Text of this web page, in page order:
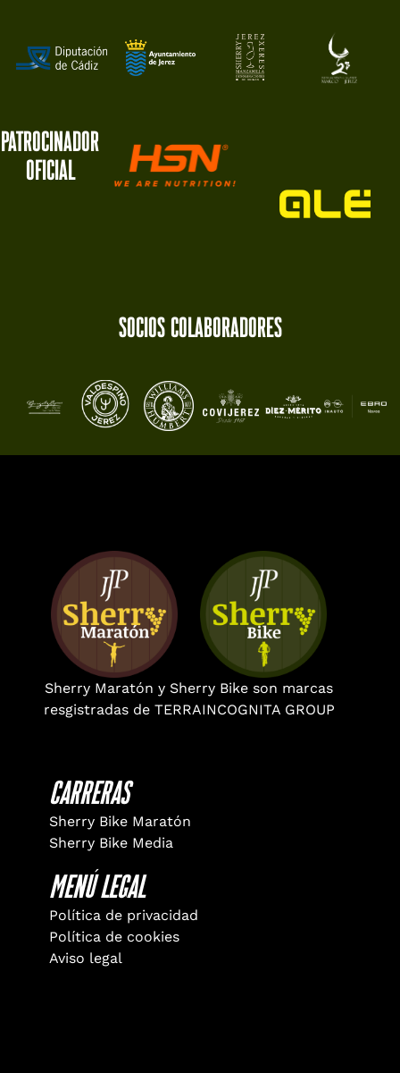
Patrocinador
oficial
socios colaboradores​
Sherry Maratón y Sherry Bike son marcas
resgistradas de TERRAINCOGNITA GROUP
Carreras
Sherry Bike Maratón
Sherry Bike Media
Menú Legal
Política de privacidad
Política de cookies
Aviso legal